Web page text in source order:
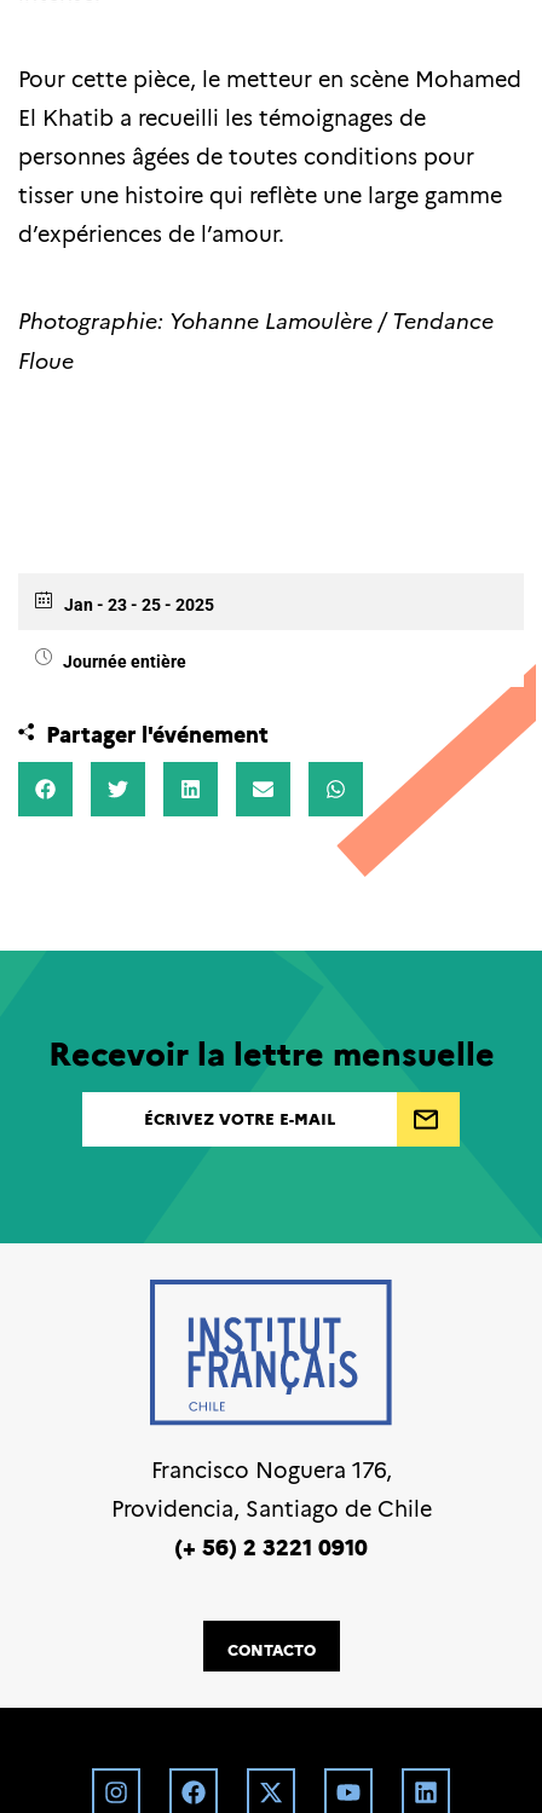
Pour cette pièce, le metteur en scène Mohamed
El Khatib a recueilli les témoignages de
personnes âgées de toutes conditions pour
tisser une histoire qui reflète une large gamme
d’expériences de l’amour.
Photographie: Yohanne Lamoulère / Tendance
Floue
Jan - 23 - 25 - 2025
Journée entière
Partager l'événement
Recevoir la lettre mensuelle
Francisco Noguera 176,
Providencia, Santiago de Chile
(+ 56) 2 3221 0910
CONTACTO